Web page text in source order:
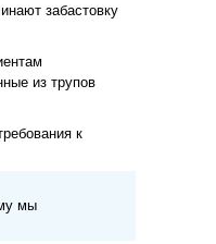
забастовку
из трупов
к
мы